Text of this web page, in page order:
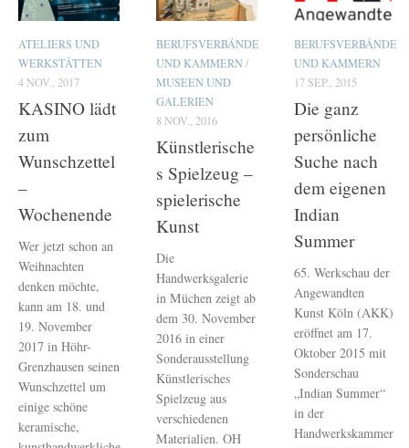
ATELIERS UND
WERKSTÄTTEN
4 NOV., 2017
KASINO lädt
zum
Wunschzettel
–
Wochenende
Wer jetzt schon an
Weihnachten
denken möchte,
kann am 18. und
19. November
2017 in Höhr-
Grenzhausen seinen
Wunschzettel um
einige schöne
keramische,
BERUFSVERBÄNDE
UND KAMMERN/
MUSEEN UND
GALERIEN
8 NOV., 2016
Künstlerische
s Spielzeug –
spielerische
Kunst
Die
Handwerksgalerie
in Müchen zeigt ab
dem 30. November
2016 in einer
Sonderausstellung
Künstlerisches
Spielzeug aus
verschiedenen
Materialien. OH
BERUFSVERBÄNDE
UND KAMMERN
17 SEP., 2015
Die ganz
persönliche
Suche nach
dem eigenen
Indian
Summer
65. Werkschau der
Angewandten
Kunst Köln (AKK)
eröffnet am 17.
Oktober 2015 mit
Sonderschau
„Indian Summer“
in der
Handwerkskammer